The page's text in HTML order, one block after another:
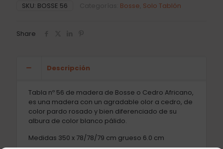
SKU: BOSSE 56 Bosse Solo Tablón
Share
Descripción
Tabla nº 56 de madera de Bosse o Cedro Africano,
es una madera con un agradable olor a cedro, de
color pardo rosado y bien diferenciado de su
albura de color blanco pálido.
Medidas 350 x 78/78/79 cm grueso 6.0 cm